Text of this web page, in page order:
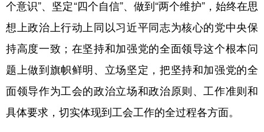
个意识”、坚定“四个自信”、做到“两个维护”，始终在思
想上政治上行动上同以习近平同志为核心的党中央保
持高度一致；在坚持和加强党的全面领导这个根本问
题上做到旗帜鲜明、立场坚定，把坚持和加强党的全
面领导作为工会的政治立场和政治原则、工作准则和
具体要求，切实体现到工会工作的全过程各方面。